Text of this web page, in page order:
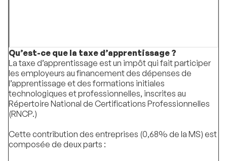
Qu’est-ce que la taxe d’apprentissage ?
La taxe d’apprentissage est un impôt qui fait participer
les employeurs au financement des dépenses de
l’apprentissage et des formations initiales
technologiques et professionnelles, inscrites au
Répertoire National de Certifications Professionnelles
(RNCP.)
Cette contribution des entreprises (0,68% de la MS) est
composée de deux parts :